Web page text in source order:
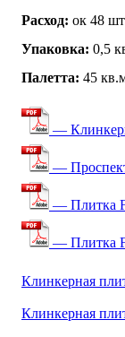
Расход: ок 48
Упаковка: 0,5
Палетта: 45
—
—
— Плитка
— Плитка
Клинкерная
Клинкерная